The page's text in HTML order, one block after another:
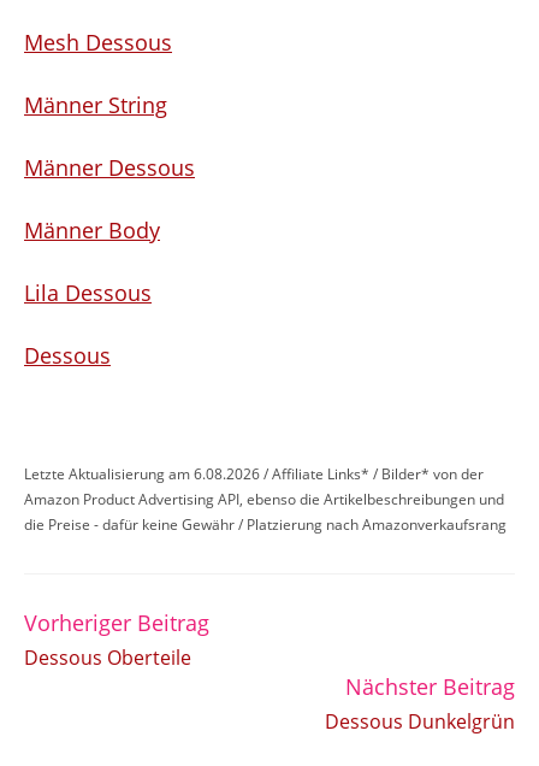
Mesh Dessous
Männer String
Männer Dessous
Männer Body
Lila Dessous
Dessous
Letzte Aktualisierung am 6.08.2026 / Affiliate Links* / Bilder* von der
Amazon Product Advertising API, ebenso die Artikelbeschreibungen und
die Preise - dafür keine Gewähr / Platzierung nach Amazonverkaufsrang
Weitere
ansehen
Vorheriger Beitrag
Dessous Oberteile
Nächster Beitrag
Dessous Dunkelgrün